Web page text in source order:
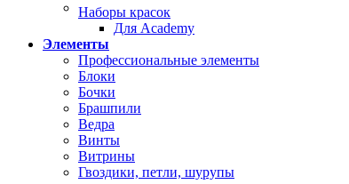
Наборы красок
Для Academy
Элементы
Профессиональные элементы
Блоки
Бочки
Брашпили
Ведра
Винты
Витрины
Гвоздики, петли, шурупы